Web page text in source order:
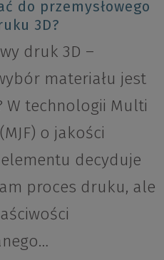
do przemysłowego
3D?
druk 3D –
materiału jest
W technologii Multi
o jakości
decyduje
proces druku, ale